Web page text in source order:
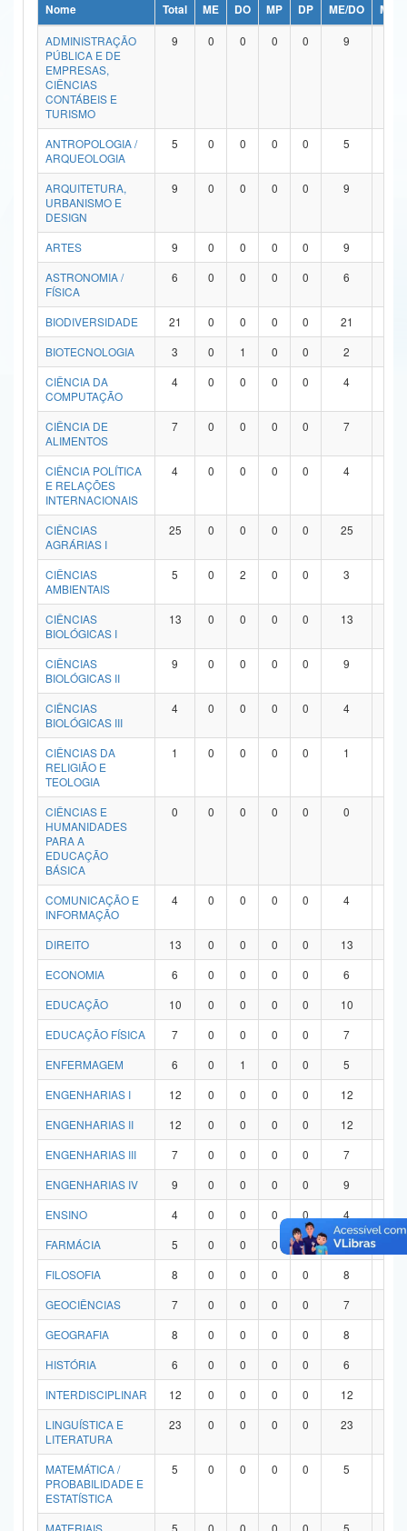
Ministério da Ciência, Tecnologia, Inovações e Comunicações
Ministério do Meio Ambiente
Ministério do Turismo
Ministério do Desenvolvimento Regional
Controladoria-Geral da União
Ministério da Mulher, da Família e dos Direitos Humanos
Secretaria de Governo
Advocacia-Geral da União
Banco Central do Brasil
Nome Total ME DO MP DP ME/DO
MP/
ADMINISTRAÇÃO
PÚBLICA E DE
EMPRESAS,
CIÊNCIAS
CONTÁBEIS E
TURISMO
9 0 0 0 0 9
ANTROPOLOGIA /
ARQUEOLOGIA
5 0 0 0 0 5
ARQUITETURA,
URBANISMO E
DESIGN
9 0 0 0 0 9
ARTES 9 0 0 0 0 9
ASTRONOMIA /
FÍSICA
6 0 0 0 0 6
BIODIVERSIDADE 21 0 0 0 0 21
BIOTECNOLOGIA
3 0 1 0 0 2
CIÊNCIA DA
COMPUTAÇÃO
4 0 0 0 0 4
CIÊNCIA DE
ALIMENTOS
7 0 0 0 0 7
CIÊNCIA POLÍTICA
E RELAÇÕES
INTERNACIONAIS
4 0 0 0 0 4
CIÊNCIAS
AGRÁRIAS I
25 0 0 0 0 25
CIÊNCIAS
AMBIENTAIS
5 0 2 0 0 3
CIÊNCIAS
BIOLÓGICAS I
13 0 0 0 0 13
CIÊNCIAS
BIOLÓGICAS II
9 0 0 0 0 9
CIÊNCIAS
BIOLÓGICAS III
4 0 0 0 0 4
CIÊNCIAS DA
RELIGIÃO E
TEOLOGIA
1 0 0 0 0 1
CIÊNCIAS E
HUMANIDADES
PARA A
EDUCAÇÃO
BÁSICA
0 0 0 0 0 0
COMUNICAÇÃO E
INFORMAÇÃO
4 0 0 0 0 4
DIREITO 13 0 0 0 0 13
ECONOMIA
6 0 0 0 0 6
EDUCAÇÃO
10 0 0 0 0 10
EDUCAÇÃO FÍSICA
7 0 0 0 0 7
ENFERMAGEM
6 0 1 0 0 5
ENGENHARIAS I
12 0 0 0 0 12
ENGENHARIAS II
12 0 0 0 0 12
ENGENHARIAS III
7 0 0 0 0 7
ENGENHARIAS IV
9 0 0 0 0 9
ENSINO
4 0 0 0 0 4
FARMÁCIA
5 0 0 0 0 5
FILOSOFIA
8 0 0 0 0 8
GEOCIÊNCIAS
7 0 0 0 0 7
GEOGRAFIA
8 0 0 0 0 8
HISTÓRIA
6 0 0 0 0 6
INTERDISCIPLINAR
12 0 0 0 0 12
LINGUÍSTICA E
LITERATURA
23 0 0 0 0 23
MATEMÁTICA /
PROBABILIDADE E
ESTATÍSTICA
5 0 0 0 0 5
MATERIAIS 5 0 0 0 0 5